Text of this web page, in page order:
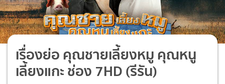
เรื่องย่อ คุณชายเลี้ยงหมู คุณหนู
เลี้ยงแกะ ช่อง 7HD (รีรัน)